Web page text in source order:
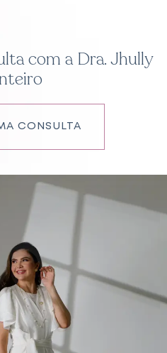
com a Dra. Jhully
CONSULTA